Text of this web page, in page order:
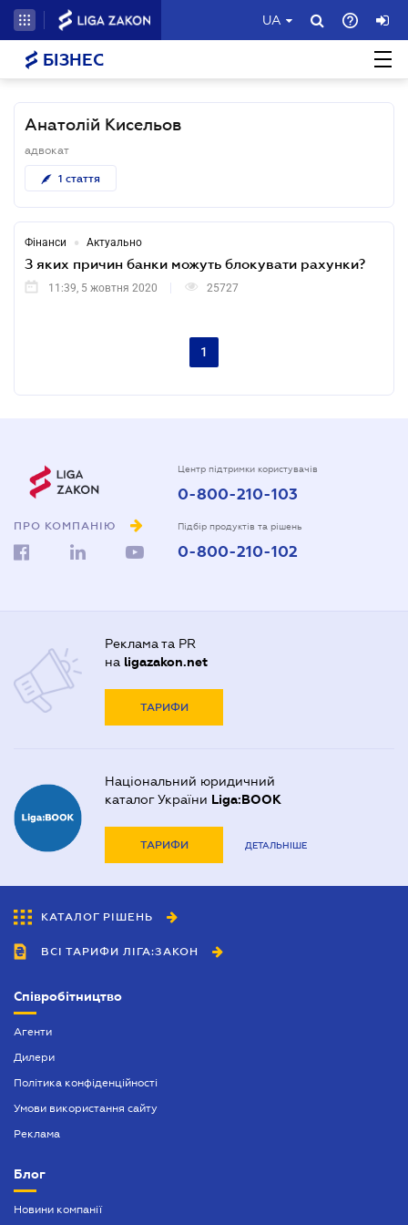
UA
БІЗНЕС
Анатолій Кисельов
адвокат
1 стаття
Фінанси • Актуально
З яких причин банки можуть блокувати рахунки?
11:39, 5 жовтня 2020 25727
1
ПРО КОМПАНІЮ
Центр підтримки користувачів
0-800-210-103
Підбір продуктів та рішень
0-800-210-102
Реклама та PR
на ligazakon.net
ТАРИФИ
Національний юридичний
каталог України Liga:BOOK
ТАРИФИ ДЕТАЛЬНІШЕ
КАТАЛОГ РІШЕНЬ
ВСІ ТАРИФИ ЛІГА:ЗАКОН
Співробітництво
Агенти
Дилери
Політика конфіденційності
Умови використання сайту
Реклама
Блог
Новини компанії